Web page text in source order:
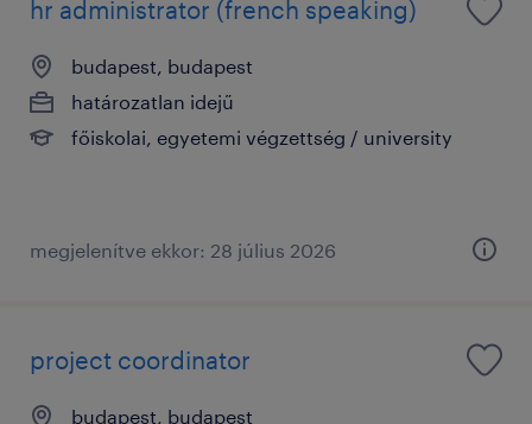
hr administrator (french speaking)
budapest, budapest
határozatlan idejű
főiskolai, egyetemi végzettség / university
megjelenítve ekkor: 28 július 2026
project coordinator
budapest, budapest